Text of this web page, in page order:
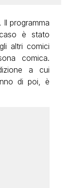
Il programma
è stato
altri comici
comica.
a cui
di poi, è